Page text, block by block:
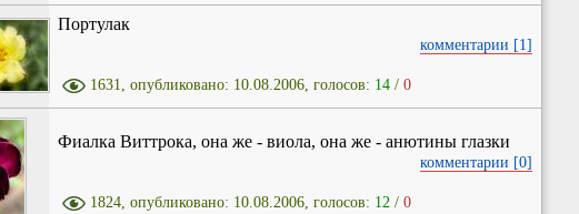
Портулак
комментарии [1]
1631, опубликовано: 10.08.2006, голосов: 14/ 0
Фиалка Виттрока, она же - виола, она же - анютины глазки
комментарии [0]
1824, опубликовано: 10.08.2006, голосов: 12 / 0